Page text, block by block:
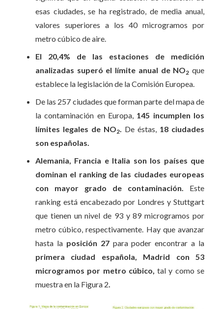
esas ciudades, se ha registrado, de media anual,
valores superiores a los 40 microgramos por
metro cúbico de aire.
El 20,4% de las estaciones de medición
analizadas superó el límite anual de NO2 que
establece la legislación de la Comisión Europea.
De las 257 ciudades que forman parte del mapa de
la contaminación en Europa, 145 incumplen los
límites legales de NO2. De éstas, 18 ciudades
son españolas.
Alemania, Francia e Italia son los países que
dominan el ranking de las ciudades europeas
con mayor grado de contaminación. Este
ranking está encabezado por Londres y Stuttgart
que tienen un nivel de 93 y 89 microgramos por
metro cúbico, respectivamente. Hay que avanzar
hasta la posición 27 para poder encontrar a la
primera ciudad española, Madrid con 53
microgramos por metro cúbico, tal y como se
muestra en la Figura 2.